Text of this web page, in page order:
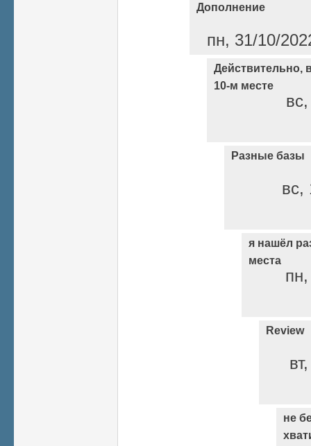
Дополнение
пн, 31/10/
Действительно,
10-м месте
Разные базы
вс,
я нашёл
места
Review
не